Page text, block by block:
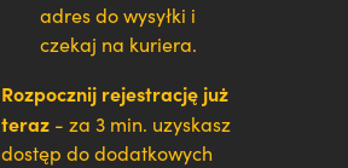
adres do wysyłki i
czekaj na kuriera.
Rozpocznij rejestrację już
teraz - za 3 min. uzyskasz
dostęp do dodatkowych